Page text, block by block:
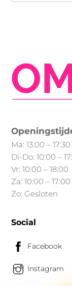
optie
kan
gekozen
de
productpagina
Ma: 13:00 – 17:30
Di-Do: 10:00 –
Vr: 10:00 – 18:00
Za: 10:00 – 17:00
Zo: Gesloten
Social
Facebook
Instagram